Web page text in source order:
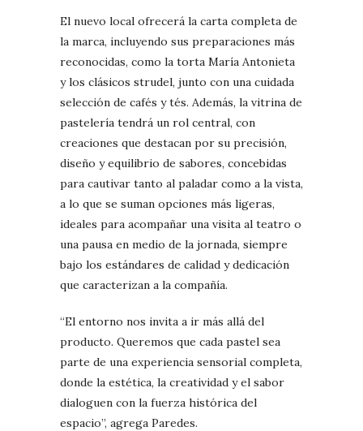
El nuevo local ofrecerá la carta completa de
la marca, incluyendo sus preparaciones más
reconocidas, como la torta María Antonieta
y los clásicos strudel, junto con una cuidada
selección de cafés y tés. Además, la vitrina de
pastelería tendrá un rol central, con
creaciones que destacan por su precisión,
diseño y equilibrio de sabores, concebidas
para cautivar tanto al paladar como a la vista,
a lo que se suman opciones más ligeras,
ideales para acompañar una visita al teatro o
una pausa en medio de la jornada, siempre
bajo los estándares de calidad y dedicación
que caracterizan a la compañía.
“El entorno nos invita a ir más allá del
producto. Queremos que cada pastel sea
parte de una experiencia sensorial completa,
donde la estética, la creatividad y el sabor
dialoguen con la fuerza histórica del
espacio”, agrega Paredes.